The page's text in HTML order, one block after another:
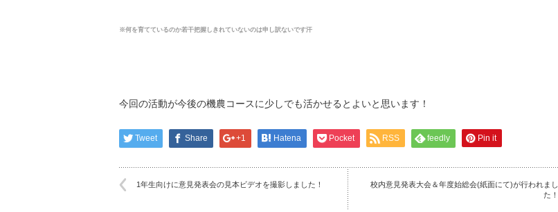
※何を育てているのか若干把握しきれていないのは申し訳ないです汗
今回の活動が今後の機農コースに少しでも活かせるとよいと思います！
Tweet Share +1 Hatena Pocket RSS feedly Pin it
1年生向けに意見発表会の見本ビデオを撮影しました！
校内意見発表大会＆年度始総会(紙面にて)が行われまし
た！